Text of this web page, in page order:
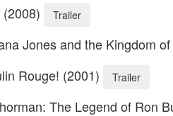
Trailer
Jones and the Kingdom
Rouge! (2001)
Trailer
The Legend of Ron